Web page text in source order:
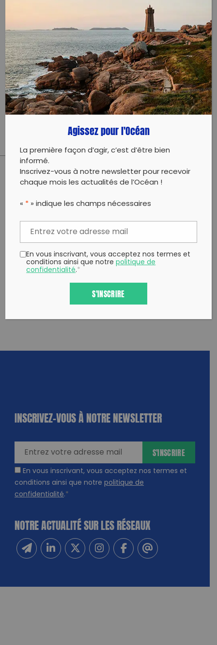
Évènement proposé par :
TAM-TAM CITOYEN
Journée de ramassage de bouteilles plastiques suivi
de sensibilisation sur la protection de
l’environnement
PARTAGER CET ARTICLE:
INSCRIVEZ-VOUS À NOTRE NEWSLETTER
En vous inscrivant, vous acceptez nos termes et
conditions ainsi que notre politique de
confidentialité.*
S'INSCRIRE
NOTRE ACTUALITÉ SUR LES RÉSEAUX
Agissez pour l'Océan
La première façon d’agir, c’est d’être bien
informé.
Inscrivez-vous à notre newsletter pour recevoir
chaque mois les actualités de l’Océan !
« * » indique les champs nécessaires
En vous inscrivant, vous acceptez nos termes et
conditions ainsi que notrepolitique de
confidentialité.*
S'INSCRIRE